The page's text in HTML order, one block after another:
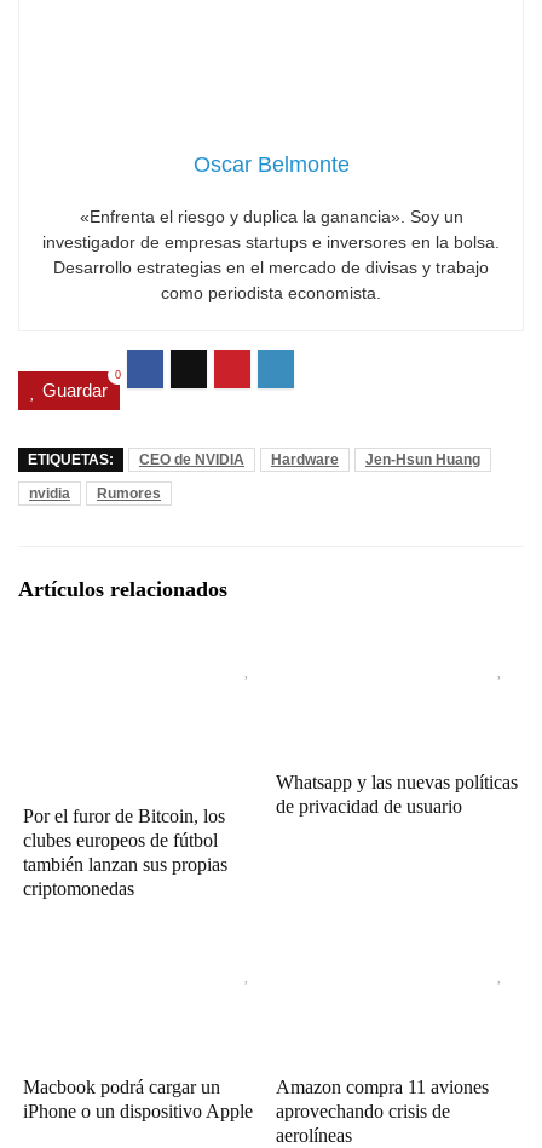
Oscar Belmonte
«Enfrenta el riesgo y duplica la ganancia». Soy un
investigador de empresas startups e inversores en la bolsa.
Desarrollo estrategias en el mercado de divisas y trabajo
como periodista economista.
Guardar
0
ETIQUETAS: CEO de NVIDIA Hardware
Jen-Hsun Huang
nvidia
Rumores
Artículos relacionados
Por el furor de Bitcoin, los
clubes europeos de fútbol
también lanzan sus propias
criptomonedas
Whatsapp y las nuevas políticas
de privacidad de usuario
Macbook podrá cargar un
iPhone o un dispositivo Apple
Amazon compra 11 aviones
aprovechando crisis de
aerolíneas